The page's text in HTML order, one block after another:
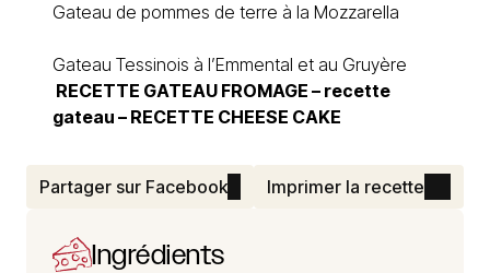
Gateau de pommes de terre à la Mozzarella
Gateau Tessinois à l’Emmental et au Gruyère
RECETTE GATEAU FROMAGE – recette
gateau – RECETTE CHEESE CAKE
Partager sur Facebook Imprimer la recette
Ingrédients